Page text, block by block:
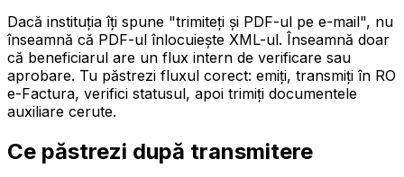
Dacă instituția îți spune "trimiteți și PDF-ul pe e-mail", nu
înseamnă că PDF-ul înlocuiește XML-ul. Înseamnă doar
că beneficiarul are un flux intern de verificare sau
aprobare. Tu păstrezi fluxul corect: emiți, transmiți în RO
e-Factura, verifici statusul, apoi trimiți documentele
auxiliare cerute.
Ce păstrezi după transmitere